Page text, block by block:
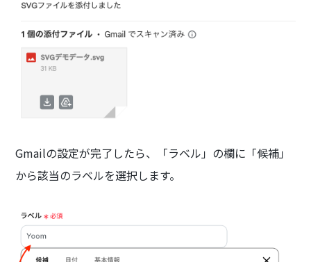
Gmailの設定が完了したら、「ラベル」の欄に「候補」
から該当のラベルを選択します。